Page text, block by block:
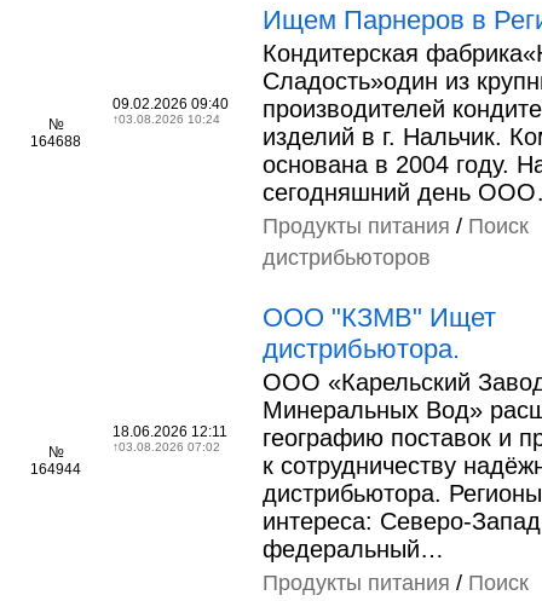
№
164688
09.02.2026 09:40
↑03.08.2026 10:24
Ищем Парнеров в
Кондитерская
Сладость»один из
производителей
изделий в г. Нальчик.
основана в 2004 году.
сегодняшний день
Продукты питания / Поиск
дистрибьюторов
№
164944
18.06.2026 12:11
↑03.08.2026 07:02
ООО "КЗМВ" Ищет
дистрибьютора.
ООО «Карельский
Минеральных Вод»
географию поставок и
к сотрудничеству
дистрибьютора. Регионы
интереса:
федеральный…
Продукты питания / Поиск